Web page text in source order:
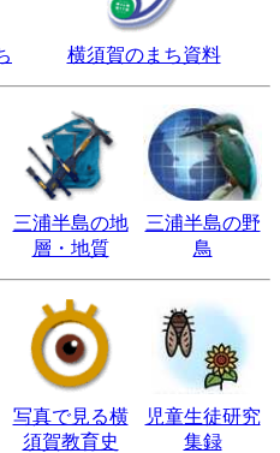
横須賀のまち資料
三浦半島の地
層・地質
三浦半島の野
鳥
写真で見る横
須賀教育史
児童生徒研究
集録